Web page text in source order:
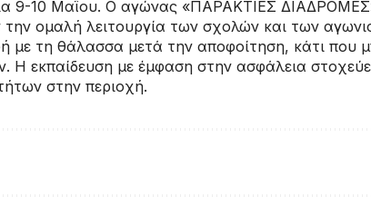
9-10 Μαΐου. Ο αγώνας «ΠΑΡΑΚΤΙΕΣ
την ομαλή λειτουργία των σχολών και των
τη θάλασσα μετά την αποφοίτηση, κάτι που
Η εκπαίδευση με έμφαση στην ασφάλεια
στην περιοχή.